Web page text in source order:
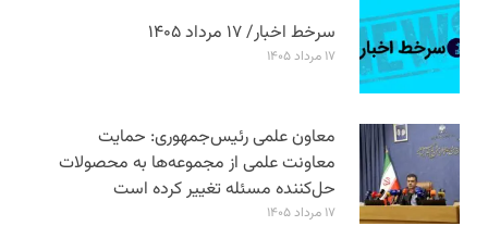
سرخط اخبار/ ۱۷ مرداد ۱۴۰۵
۱۷ مرداد ۱۴۰۵
معاون علمی رئیس‌جمهوری: حمایت
معاونت علمی از مجموعه‌ها به محصولات
حل‌کننده مسئله تغییر کرده است
۱۷ مرداد ۱۴۰۵